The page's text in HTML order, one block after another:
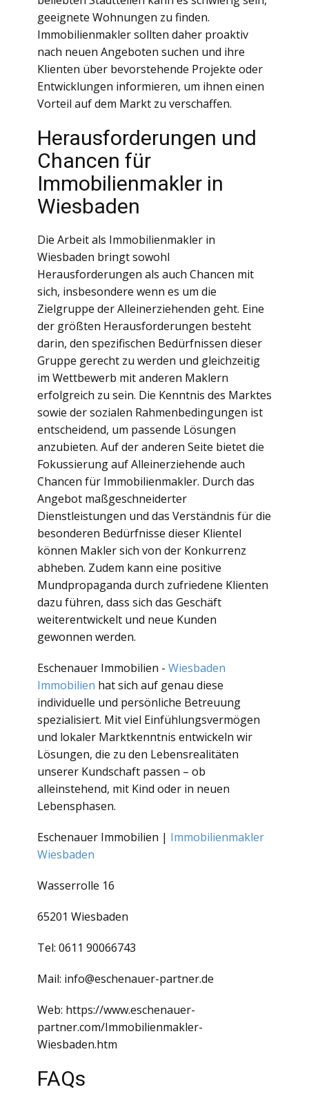
geeignete Wohnungen zu finden.
Immobilienmakler sollten daher proaktiv
nach neuen Angeboten suchen und ihre
Klienten über bevorstehende Projekte oder
Entwicklungen informieren, um ihnen einen
Vorteil auf dem Markt zu verschaffen.
Herausforderungen und
Chancen für
Immobilienmakler in
Wiesbaden
Die Arbeit als Immobilienmakler in
Wiesbaden bringt sowohl
Herausforderungen als auch Chancen mit
sich, insbesondere wenn es um die
Zielgruppe der Alleinerziehenden geht. Eine
der größten Herausforderungen besteht
darin, den spezifischen Bedürfnissen dieser
Gruppe gerecht zu werden und gleichzeitig
im Wettbewerb mit anderen Maklern
erfolgreich zu sein. Die Kenntnis des Marktes
sowie der sozialen Rahmenbedingungen ist
entscheidend, um passende Lösungen
anzubieten. Auf der anderen Seite bietet die
Fokussierung auf Alleinerziehende auch
Chancen für Immobilienmakler. Durch das
Angebot maßgeschneiderter
Dienstleistungen und das Verständnis für die
besonderen Bedürfnisse dieser Klientel
können Makler sich von der Konkurrenz
abheben. Zudem kann eine positive
Mundpropaganda durch zufriedene Klienten
dazu führen, dass sich das Geschäft
weiterentwickelt und neue Kunden
gewonnen werden.
Eschenauer Immobilien - Wiesbaden
Immobilien hat sich auf genau diese
individuelle und persönliche Betreuung
spezialisiert. Mit viel Einfühlungsvermögen
und lokaler Marktkenntnis entwickeln wir
Lösungen, die zu den Lebensrealitäten
unserer Kundschaft passen – ob
alleinstehend, mit Kind oder in neuen
Lebensphasen.
Eschenauer Immobilien | Immobilienmakler
Wiesbaden
Wasserrolle 16
65201 Wiesbaden
Tel: 0611 90066743
Mail: info@eschenauer-partner.de
Web: https://www.eschenauer-
partner.com/Immobilienmakler-
Wiesbaden.htm
FAQs